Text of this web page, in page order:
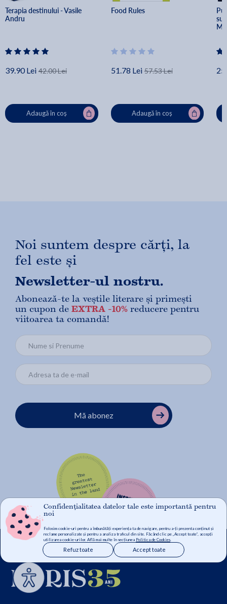
Confidențialitatea datelor tale este importantă pentru
noi
Folosim cookie-uri pentru a îmbunătăți experiența ta de navigare, pentru a-ți prezenta conținut și
reclame personalizate și pentru a analiza traficul din site. Făcând clic pe „Accept toate”, accepți
utilizarea cookie-urilor. Află mai multe în secțiunea Politica de Cookies.
Accept toate
Refuz toate
Terapia destinului - Vasile
Andru
39.90 Lei 42.00 Lei
Adaugă în coș
Food Rules
51.78 Lei 57.53 Lei
Adaugă în coș
Noi suntem despre cărți, la
fel este și
Newsletter-ul nostru.
Abonează-te la veștile literare și primești
un cupon de EXTRA -10% reducere pentru
viitoarea ta comandă!
Mă abonez